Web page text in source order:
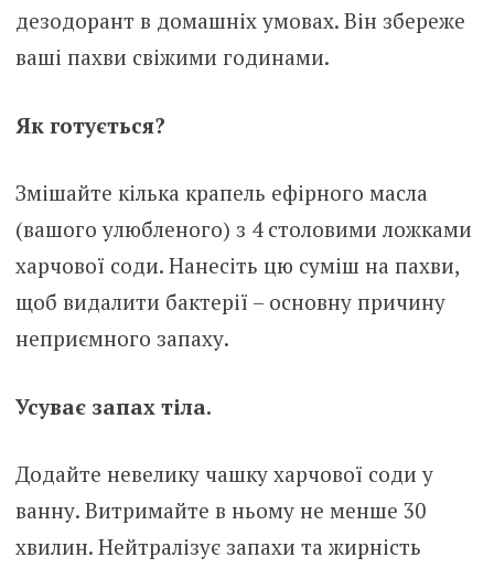
дезодорант в домашніх умовах. Він збереже
ваші пахви свіжими годинами.
Як готується?
Змішайте кілька крапель ефірного масла
(вашого улюбленого) з 4 столовими ложками
харчової соди. Нанесіть цю суміш на пахви,
щоб видалити бактерії – основну причину
неприємного запаху.
Усуває запах тіла.
Додайте невелику чашку харчової соди у
ванну. Витримайте в ньому не менше 30
хвилин. Нейтралізує запахи та жирність